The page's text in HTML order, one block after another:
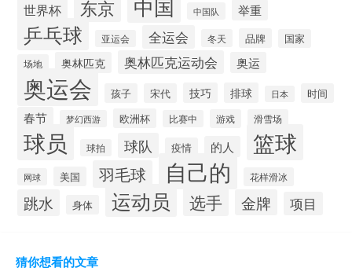
世界杯 东京 中国 中国队 举重
乒乓球 亚运会 全运会 冬天 品牌 国家
场地 奥林匹克 奥林匹克运动会 奥运
奥运会 孩子 宋代 技巧 排球 日本 时间
春节 梦幻西游 欧洲杯 比赛中 游戏 滑雪场
球员 球拍 球队 疫情 的人 篮球
网球 美国 羽毛球 自己的 花样滑冰
跳水 身体 运动员 选手 金牌 项目
猜你想看的文章